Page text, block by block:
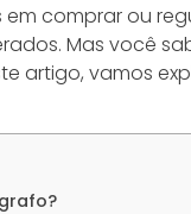
comprar ou
Mas você
artigo, vamos